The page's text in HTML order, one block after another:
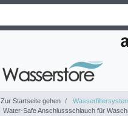
Zur Startseite gehen
Water-Safe Anschlussschlauch für